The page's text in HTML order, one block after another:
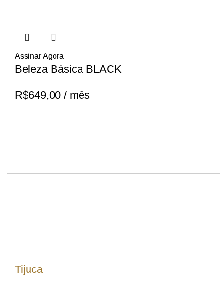
Assinar Agora
Beleza Básica BLACK
R$649,00 / mês
Tijuca